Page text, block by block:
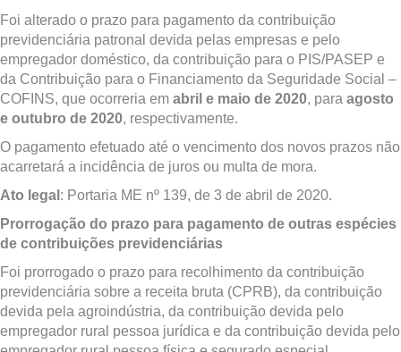
Foi alterado o prazo para pagamento da contribuição
previdenciária patronal devida pelas empresas e pelo
empregador doméstico, da contribuição para o PIS/PASEP e
da Contribuição para o Financiamento da Seguridade Social –
COFINS, que ocorreria em abril e maio de 2020, para agosto
e outubro de 2020, respectivamente.
O pagamento efetuado até o vencimento dos novos prazos não
acarretará a incidência de juros ou multa de mora.
Ato legal : Portaria ME nº 139, de 3 de abril de 2020.
Prorrogação do prazo para pagamento de outras espécies
de contribuições previdenciárias
Foi prorrogado o prazo para recolhimento da contribuição
previdenciária sobre a receita bruta (CPRB), da contribuição
devida pela agroindústria, da contribuição devida pelo
empregador rural pessoa jurídica e da contribuição devida pelo